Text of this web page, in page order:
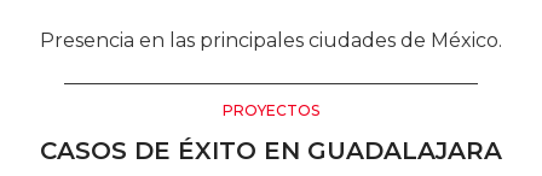
Presencia en las principales ciudades de México.
PROYECTOS
CASOS DE ÉXITO EN GUADALAJARA